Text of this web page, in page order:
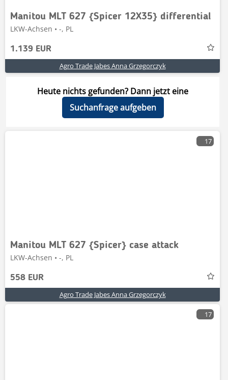
Manitou MLT 627 {Spicer 12X35} differential
LKW-Achsen • -, PL
1.139 EUR
Agro Trade Jabes Anna Grzegorczyk
Heute nichts gefunden? Dann jetzt eine
Suchanfrage aufgeben
17
Manitou MLT 627 {Spicer} case attack
LKW-Achsen • -, PL
558 EUR
Agro Trade Jabes Anna Grzegorczyk
17